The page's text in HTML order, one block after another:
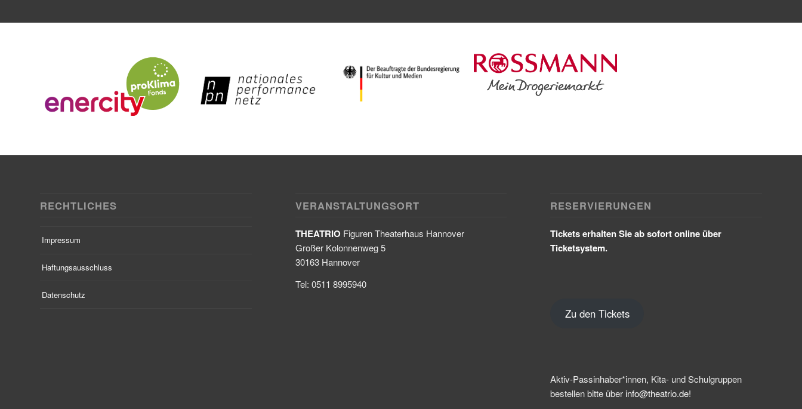
RECHTLICHES
Impressum
Haftungsausschluss
Datenschutz
VERANSTALTUNGSORT
THEATRIO Figuren Theaterhaus Hannover
Großer Kolonnenweg 5
30163 Hannover
Tel: 0511 8995940
RESERVIERUNGEN
Tickets erhalten Sie ab sofort online über
Ticketsystem.
Zu den Tickets
Aktiv-Passinhaber*innen, Kita- und Schulgruppen
bestellen bitte über info@theatrio.de!